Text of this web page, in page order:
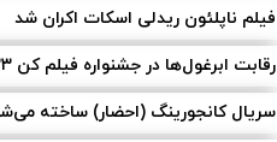
فیلم ناپلئون ریدلی اسکات اکران شد
رقابت ابرغول‌ها در جشنواره فیلم کن ۲۰۲۳
سریال کانجورینگ (احضار) ساخته